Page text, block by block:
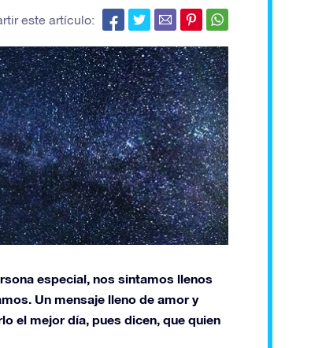
este artículo:
especial, nos sintamos llenos
Un mensaje lleno de amor y
el mejor día, pues dicen, que quien